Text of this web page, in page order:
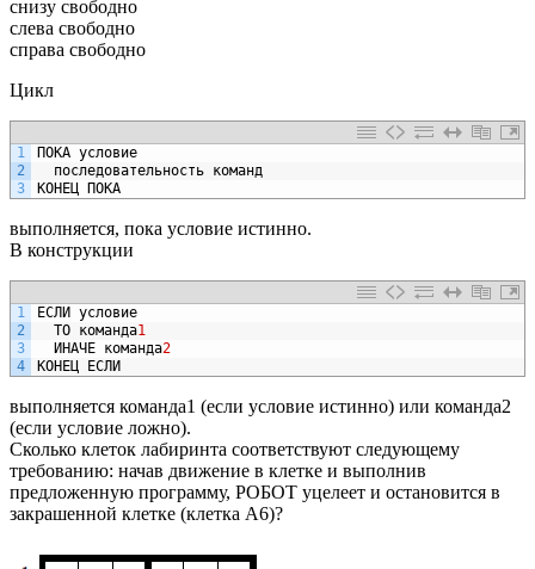
снизу свободно
слева свободно
справа свободно
Цикл
1
2
3
ПОКА условие
последовательность команд
КОНЕЦ ПОКА
выполняется, пока условие истинно.
В конструкции
1
2
3
4
ЕСЛИ условие
ТО команда1
ИНАЧЕ команда2
КОНЕЦ ЕСЛИ
выполняется команда1 (если условие истинно) или команда2
(если условие ложно).
Сколько клеток лабиринта соответствуют следующему
требованию: начав движение в клетке и выполнив
предложенную программу, РОБОТ уцелеет и остановится в
закрашенной клетке (клетка А6)?